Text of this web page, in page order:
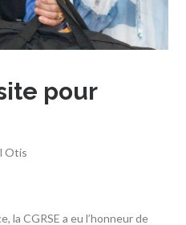
pour
Otis
la CGRSE a eu l’honneur de